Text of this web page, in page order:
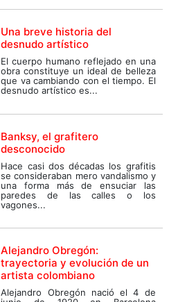
Una breve historia del
desnudo artístico
El cuerpo humano reflejado en una
obra constituye un ideal de belleza
que va cambiando con el tiempo. El
desnudo artístico es...
Banksy, el grafitero
desconocido
Hace casi dos décadas los grafitis
se consideraban mero vandalismo y
una forma más de ensuciar las
paredes de las calles o los
vagones...
Alejandro Obregón:
trayectoria y evolución de un
artista colombiano
Alejandro Obregón nació el 4 de